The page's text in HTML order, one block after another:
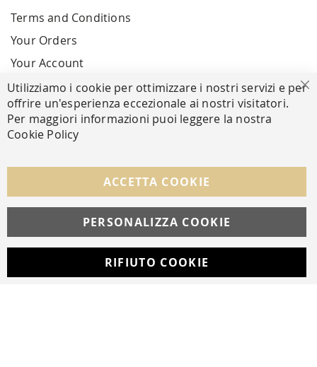
Terms and Conditions
Your Orders
Your Account
SECURE PAYMENTS
FOLLOW US ON SOCIAL MEDIA
Utilizziamo i cookie per ottimizzare i nostri servizi e per
offrire un'esperienza eccezionale ai nostri visitatori.
Per maggiori informazioni puoi leggere la nostra
Cookie Policy
ACCETTA COOKIE
PERSONALIZZA COOKIE
RIFIUTO COOKIE